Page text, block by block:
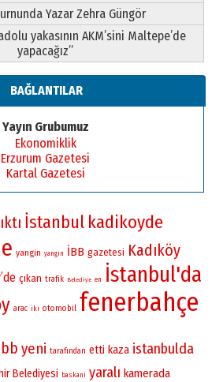
Yazar Zehra Güngör
yakasının AKM’sini Maltepe’de
yapacağız”
BAĞLANTILAR
Yayın Grubumuz
Ekonomiklik
Erzurum Gazetesi
Kartal Gazetesi
İstanbul kadikoyde
yangin yangın İBB gazetesi Kadıköy
çıkan trafik Belediye en İstanbul'da
arac iki otomobil fenerbahçe
yeni tarafından etti kaza istanbulda
Belediyesi baskani yaralı kamerada